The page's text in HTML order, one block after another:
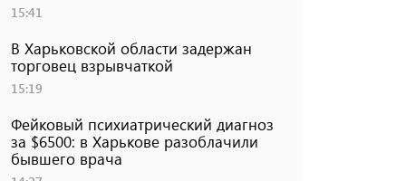
15:41
В Харьковской области задержан
торговец взрывчаткой
15:19
Фейковый психиатрический диагноз
за $6500: в Харькове разоблачили
бывшего врача